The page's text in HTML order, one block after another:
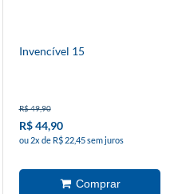
Invencível 15
R$ 49,90
R$ 44,90
ou 2x de R$ 22,45 sem juros